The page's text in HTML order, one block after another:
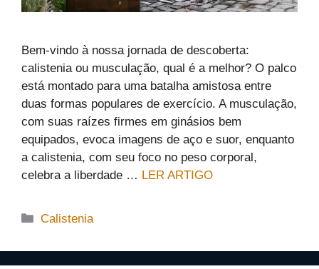
Bem-vindo à nossa jornada de descoberta:
calistenia ou musculação, qual é a melhor? O palco
está montado para uma batalha amistosa entre
duas formas populares de exercício. A musculação,
com suas raízes firmes em ginásios bem
equipados, evoca imagens de aço e suor, enquanto
a calistenia, com seu foco no peso corporal,
celebra a liberdade … LER ARTIGO
Categorias
Calistenia